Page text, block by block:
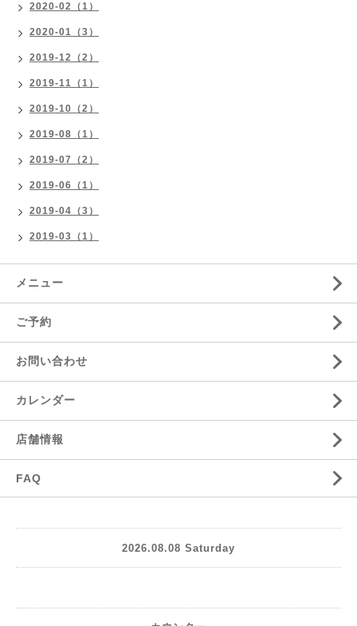
2020-02（1）
2020-01（3）
2019-12（2）
2019-11（1）
2019-10（2）
2019-08（1）
2019-07（2）
2019-06（1）
2019-04（3）
2019-03（1）
メニュー
ご予約
お問い合わせ
カレンダー
店舗情報
FAQ
2026.08.08 Saturday